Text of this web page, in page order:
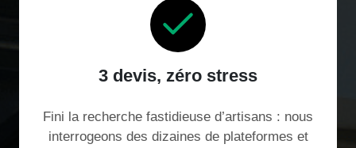
3 devis, zéro stress
Fini la recherche fastidieuse d’artisans : nous
interrogeons des dizaines de plateformes et